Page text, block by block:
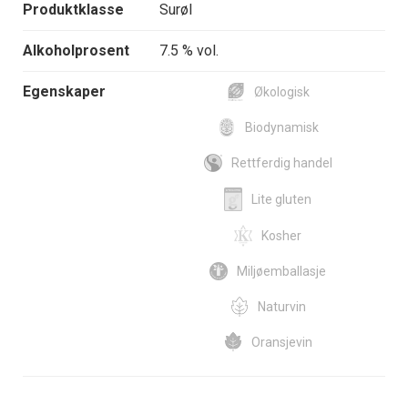
Produktklasse Surøl
Alkoholprosent 7.5 % vol.
Egenskaper Økologisk
Biodynamisk
Rettferdig handel
Lite gluten
Kosher
Miljøemballasje
Naturvin
Oransjevin